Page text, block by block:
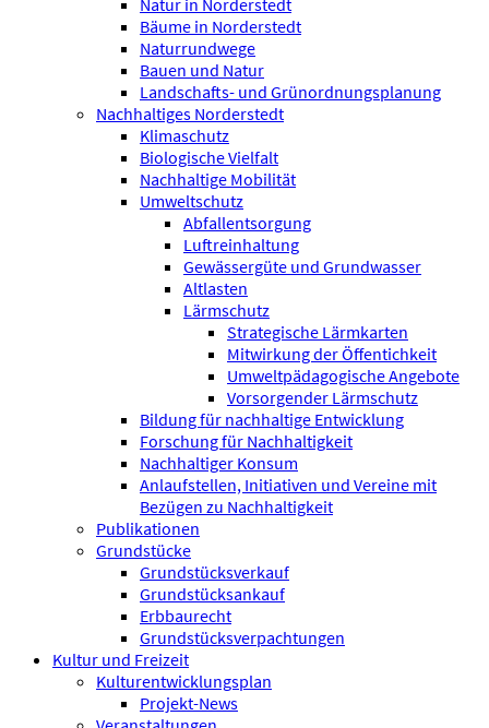
Natur in Norderstedt
Bäume in Norderstedt
Naturrundwege
Bauen und Natur
Landschafts- und Grünordnungsplanung
Nachhaltiges Norderstedt
Klimaschutz
Biologische Vielfalt
Nachhaltige Mobilität
Umweltschutz
Abfallentsorgung
Luftreinhaltung
Gewässergüte und Grundwasser
Altlasten
Lärmschutz
Strategische Lärmkarten
Mitwirkung der Öffentichkeit
Umweltpädagogische Angebote
Vorsorgender Lärmschutz
Bildung für nachhaltige Entwicklung
Forschung für Nachhaltigkeit
Nachhaltiger Konsum
Anlaufstellen, Initiativen und Vereine mit
Bezügen zu Nachhaltigkeit
Publikationen
Grundstücke
Grundstücksverkauf
Grundstücksankauf
Erbbaurecht
Grundstücksverpachtungen
Kultur und Freizeit
Kulturentwicklungsplan
Projekt-News